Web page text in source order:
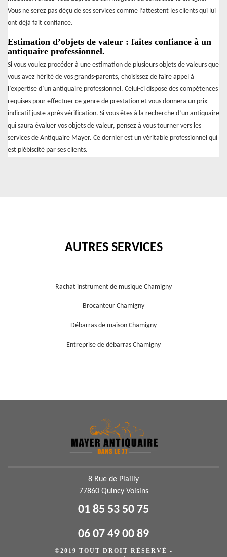
Vous ne serez pas déçu de ses services comme l’attestent les clients qui lui
ont déjà fait confiance.
Estimation d’objets de valeur : faites confiance à un
antiquaire professionnel.
Si vous voulez procéder à une estimation de plusieurs objets de valeurs que
vous avez hérité de vos grands-parents, choisissez de faire appel à
l’expertise d’un antiquaire professionnel. Celui-ci dispose des compétences
requises pour effectuer ce genre de prestation et vous donnera un prix
indicatif juste après vérification. Si vous êtes à la recherche d’un antiquaire
qui saura évaluer vos objets de valeur, pensez à vous tourner vers les
services de Antiquaire Mayer. Ce dernier est un véritable professionnel qui
est plébiscité par ses clients.
AUTRES SERVICES
Rachat instrument de musique Chamigny
Brocanteur Chamigny
Débarras de maison Chamigny
Entreprise de débarras Chamigny
8 Rue de Plailly
77860 Quincy Voisins
01 85 53 50 75
06 07 49 00 89
©2019 TOUT DROIT RÉSERVÉ -